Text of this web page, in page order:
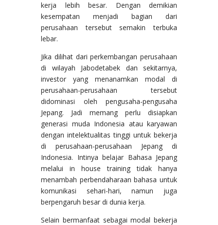
kerja lebih besar. Dengan demikian
kesempatan menjadi bagian dari
perusahaan tersebut semakin terbuka
lebar.
Jika dilihat dari perkembangan perusahaan
di wilayah Jabodetabek dan sekitarnya,
investor yang menanamkan modal di
perusahaan-perusahaan tersebut
didominasi oleh pengusaha-pengusaha
Jepang. Jadi memang perlu disiapkan
generasi muda Indonesia atau karyawan
dengan intelektualitas tinggi untuk bekerja
di perusahaan-perusahaan Jepang di
Indonesia. Intinya belajar Bahasa Jepang
melalui in house training tidak hanya
menambah perbendaharaan bahasa untuk
komunikasi sehari-hari, namun juga
berpengaruh besar di dunia kerja.
Selain bermanfaat sebagai modal bekerja